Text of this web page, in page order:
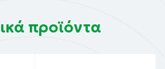
προϊόντα